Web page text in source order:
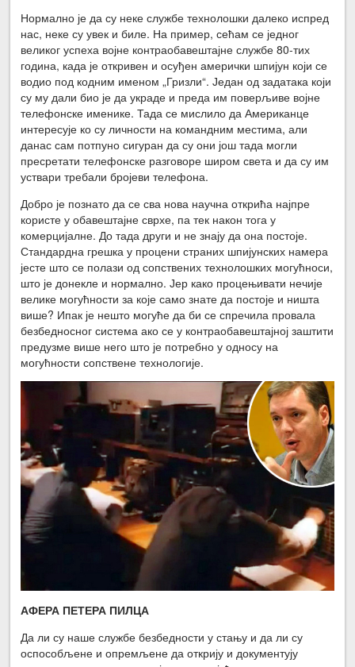
Нормално је да су неке службе технолошки далеко испред
нас, неке су увек и биле. На пример, сећам се једног
великог успеха војне контраобавештајне службе 80-тих
година, када је откривен и осуђен амерички шпијун који се
водио под кодним именом „Гризли“. Један од задатака који
су му дали био је да украде и преда им поверљиве војне
телефонске именике. Тада се мислило да Американце
интересује ко су личности на командним местима, али
данас сам потпуно сигуран да су они још тада могли
пресретати телефонске разговоре широм света и да су им
уствари требали бројеви телефона.
Добро је познато да се сва нова научна открића најпре
користе у обавештајне сврхе, па тек након тога у
комерцијалне. До тада други и не знају да она постоје.
Стандардна грешка у процени страних шпијунских намера
јесте што се полази од сопствених технолошких могућноси,
што је донекле и нормално. Јер како процењивати нечије
велике могућности за које само знате да постоје и ништа
више? Ипак је нешто могуће да би се спречила провала
безбедносног система ако се у контраобавештајној заштити
предузме више него што је потребно у односу на
могућности сопствене технологије.
АФЕРА ПЕТЕРА ПИЛЦА
Да ли су наше службе безбедности у стању и да ли су
оспособљене и опремљене да открију и документују